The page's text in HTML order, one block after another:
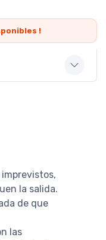
!
la salida.
de que
las